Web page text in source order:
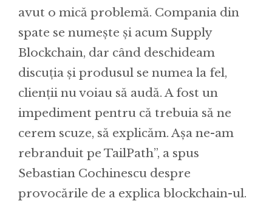
avut o mică problemă. Compania din
spate se numește și acum Supply
Blockchain, dar când deschideam
discuția și produsul se numea la fel,
clienții nu voiau să audă. A fost un
impediment pentru că trebuia să ne
cerem scuze, să explicăm. Așa ne-am
rebranduit pe TailPath”, a spus
Sebastian Cochinescu despre
provocările de a explica blockchain-ul.